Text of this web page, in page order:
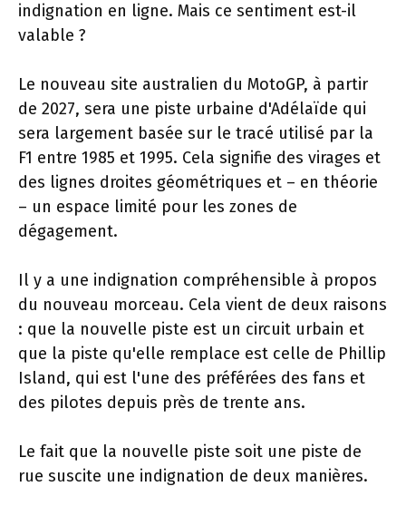
indignation en ligne. Mais ce sentiment est-il
valable ?
Le nouveau site australien du MotoGP, à partir
de 2027, sera une piste urbaine d'Adélaïde qui
sera largement basée sur le tracé utilisé par la
F1 entre 1985 et 1995. Cela signifie des virages et
des lignes droites géométriques et – en théorie
– un espace limité pour les zones de
dégagement.
Il y a une indignation compréhensible à propos
du nouveau morceau. Cela vient de deux raisons
: que la nouvelle piste est un circuit urbain et
que la piste qu'elle remplace est celle de Phillip
Island, qui est l'une des préférées des fans et
des pilotes depuis près de trente ans.
Le fait que la nouvelle piste soit une piste de
rue suscite une indignation de deux manières.